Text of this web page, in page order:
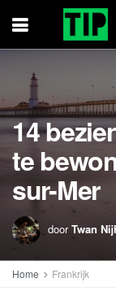
14
te
sur-Mer
door Twan
Home Frankrijk